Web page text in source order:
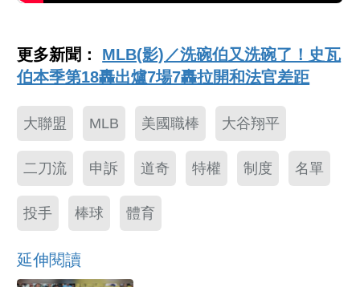
更多新聞： MLB(影)／洗碗伯又洗碗了！史瓦
伯本季第18轟出爐7場7轟拉開和法官差距
大聯盟 MLB 美國職棒 大谷翔平
二刀流 申訴 道奇 特權 制度 名單
投手 棒球 體育
延伸閱讀